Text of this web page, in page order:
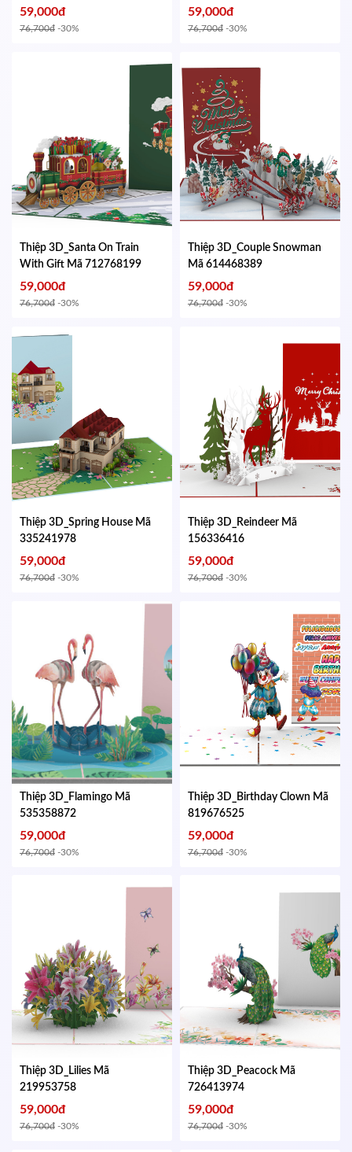
59,000đ
76,700đ -30%
674115248
59,000đ
76,700đ -30%
Thiệp 3D_Santa On Train
With Gift Mã 712768199
59,000đ
76,700đ -30%
Thiệp 3D_Couple Snowman
Mã 614468389
59,000đ
76,700đ -30%
Thiệp 3D_Spring House Mã
335241978
59,000đ
76,700đ -30%
Thiệp 3D_Reindeer Mã
156336416
59,000đ
76,700đ -30%
Thiệp 3D_Flamingo Mã
535358872
59,000đ
76,700đ -30%
Thiệp 3D_Birthday Clown Mã
819676525
59,000đ
76,700đ -30%
Thiệp 3D_Lilies Mã
219953758
59,000đ
76,700đ -30%
Thiệp 3D_Peacock Mã
726413974
59,000đ
76,700đ -30%